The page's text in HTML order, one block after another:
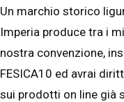
Un marchio storico
Imperia produce tra i
nostra convenzione,
FESICA10 ed avrai
sui prodotti on line già